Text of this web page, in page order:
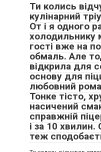
Ти колись
кулінарний
От і я одного
гості вже на
обмаль. Але
відкрила для
основу для
любовний
Тонке тісто,
насичений
справжній
і за 10 хвилин.
теж